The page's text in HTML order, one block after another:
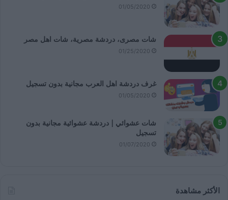
01/05/2020
شات مصرى، دردشة مصرية، شات اهل مصر
01/25/2020
غرف دردشة اهل العرب مجانية بدون تسجيل
01/05/2020
شات عشوائي | دردشة عشوائية مجانية بدون
تسجيل
01/07/2020
الأكثر مشاهدة